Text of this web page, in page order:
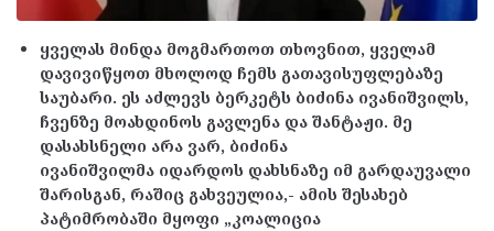
ყველას მინდა მოგმართოთ თხოვნით, ყველამ
დავივიწყოთ მხოლოდ ჩემს გათავისუფლებაზე
საუბარი. ეს აძლევს ბერკეტს ბიძინა ივანიშვილს,
ჩვენზე მოახდინოს გავლენა და შანტაჟი. მე
დასახსნელი არა ვარ, ბიძინა
ივანიშვილმა იდარდოს დახსნაზე იმ გარდაუვალი
შარისგან, რაშიც გახვეულია,- ამის შესახებ
პატიმრობაში მყოფი „კოალიცია